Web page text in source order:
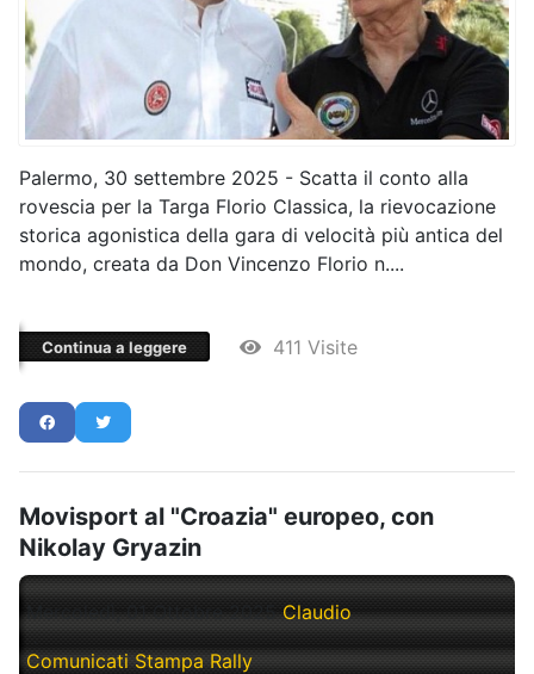
Palermo, 30 settembre 2025 - Scatta il conto alla
rovescia per la Targa Florio Classica, la rievocazione
storica agonistica della gara di velocità più antica del
mondo, creata da Don Vincenzo Florio n....
Continua a leggere 411 Visite
Movisport al "Croazia" europeo, con
Nikolay Gryazin
Mercoledì, 01 Ottobre 2025 Claudio
Comunicati Stampa Rally